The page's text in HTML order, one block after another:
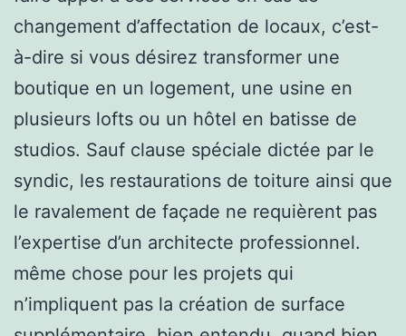
changement d’affectation de locaux, c’est-
à-dire si vous désirez transformer une
boutique en un logement, une usine en
plusieurs lofts ou un hôtel en batisse de
studios. Sauf clause spéciale dictée par le
syndic, les restaurations de toiture ainsi que
le ravalement de façade ne requièrent pas
l’expertise d’un architecte professionnel.
même chose pour les projets qui
n’impliquent pas la création de surface